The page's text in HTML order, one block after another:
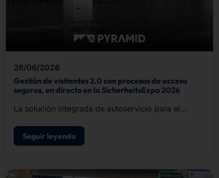
26/06/2026
Gestión de visitantes 2.0 con procesos de acceso
seguros, en directo en la SicherheitsExpo 2026
La solución integrada de autoservicio para el
acreditaciones y el control de acceso.
Seguir leyendo